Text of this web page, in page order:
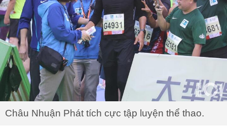
Châu Nhuận Phát tích cực tập luyện thể thao.